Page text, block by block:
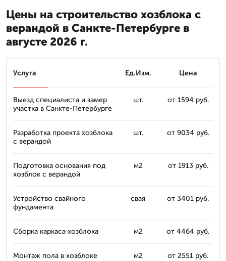
Цены на строительство хозблока с
верандой в Санкте-Петербурге в
августе 2026 г.
Услуга Ед.Изм. Цена
Выезд специалиста и замер
участка в Санкте-Петербурге
шт. от 1594 руб.
Разработка проекта хозблока
с верандой
шт. от 9034 руб.
Подготовка основания под
хозблок с верандой
м2 от 1913 руб.
Устройство свайного
фундамента
свая от 3401 руб.
Сборка каркаса хозблока м2 от 4464 руб.
Монтаж пола в хозблоке м2 от 2551 руб.